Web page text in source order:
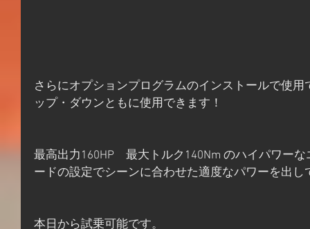
さらにオプションプログラムのインストールで使
ップ・ダウンともに使用できます！
最高出力160HP　最大トルク140Nm のハイパワー
ードの設定でシーンに合わせた適度なパワーを出し
本日から試乗可能です。